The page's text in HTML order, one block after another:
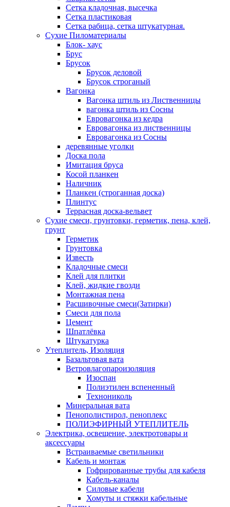
Сетка кладочная, высечка
Сетка пластиковая
Сетка рабица, сетка штукатурная.
Сухие Пиломатериалы
Блок- хаус
Брус
Брусок
Брусок деловой
Брусок строганый
Вагонка
Вагонка штиль из Лиственницы
вагонка штиль из Сосны
Евровагонка из кедра
Евровагонка из лиственницы
Евровагонка из Сосны
деревянные уголки
Доска пола
Имитация бруса
Косой планкен
Наличник
Планкен (строганная доска)
Плинтус
Террасная доска-вельвет
Сухие смеси, грунтовки, герметик, пена, клей,
грунт
Герметик
Грунтовка
Известь
Кладочные смеси
Клей для плитки
Клей, жидкие гвозди
Монтажная пена
Расшивочные смеси(Затирки)
Смеси для пола
Цемент
Шпатлёвка
Штукатурка
Утеплитель, Изоляция
Базальтовая вата
Ветровлагопароизоляция
Изоспан
Полиэтилен вспененный
Технониколь
Минеральная вата
Пенополистирол, пеноплекс
ПОЛИЭФИРНЫЙ УТЕПЛИТЕЛЬ
Электрика, освещение, электротовары и
аксессуары
Встраиваемые светильники
Кабель и монтаж
Гофрированные трубы для кабеля
Кабель-каналы
Силовые кабели
Хомуты и стяжки кабельные